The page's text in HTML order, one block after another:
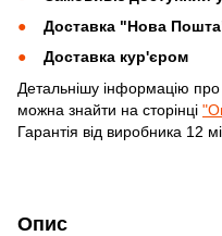
Опис
Доставка "Нова
Доставка кур'єром
Детальнішу інформацію
можна знайти на сторінці
Гарантія від виробника 12